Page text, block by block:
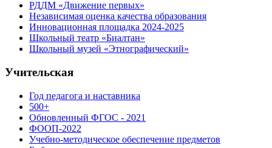
РДДМ «Движение первых»
Независимая оценка качества образования
Инновационная площадка 2024-2025
Школьный театр «Биалтан»
Школьный музей «Этнографический»
Учительская
Год педагога и наставника
500+
Обновленный ФГОС - 2021
ФООП-2022
Учебно-методическое обеспечение предметов